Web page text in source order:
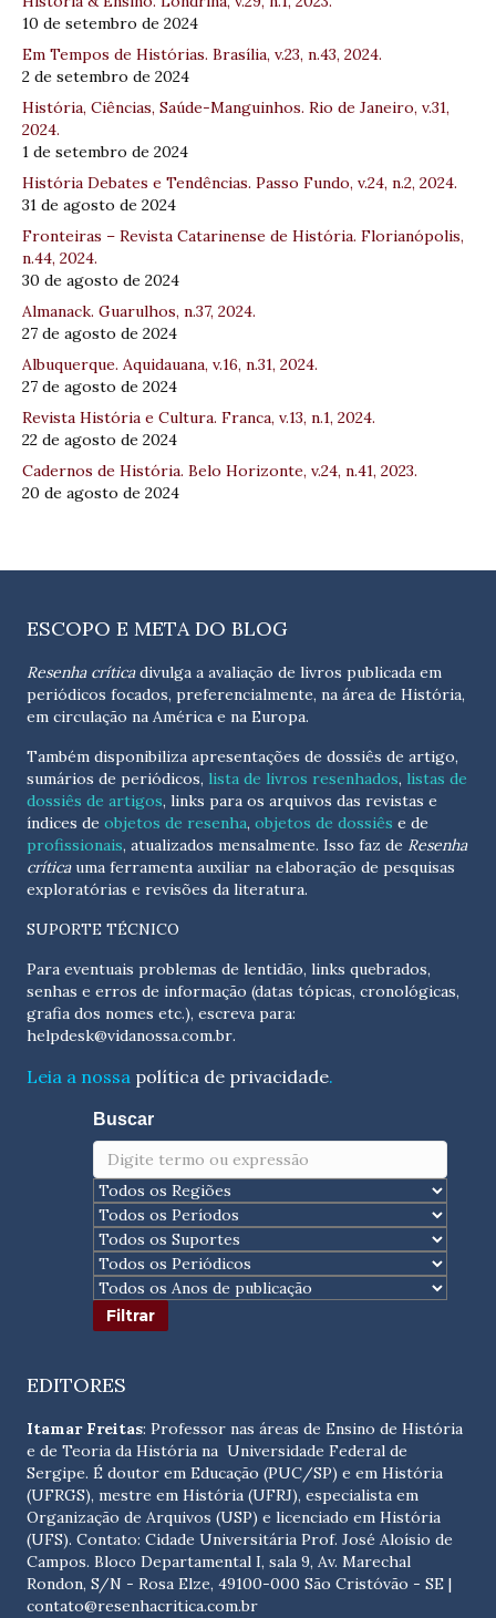
10 de setembro de 2024
Em Tempos de Histórias. Brasília, v.23, n.43, 2024.
2 de setembro de 2024
História, Ciências, Saúde-Manguinhos. Rio de Janeiro, v.31,
2024.
1 de setembro de 2024
História Debates e Tendências. Passo Fundo, v.24, n.2, 2024.
31 de agosto de 2024
Fronteiras – Revista Catarinense de História. Florianópolis,
n.44, 2024.
30 de agosto de 2024
Almanack. Guarulhos, n.37, 2024.
27 de agosto de 2024
Albuquerque. Aquidauana, v.16, n.31, 2024.
27 de agosto de 2024
Revista História e Cultura. Franca, v.13, n.1, 2024.
22 de agosto de 2024
Cadernos de História. Belo Horizonte, v.24, n.41, 2023.
20 de agosto de 2024
ESCOPO E META DO BLOG
Resenha críticadivulga a avaliação de livros publicada em
periódicos focados, preferencialmente, na área de História,
em circulação na América e na Europa.
Também disponibiliza apresentações de dossiês de artigo,
sumários de periódicos, lista de livros resenhados, listas de
dossiês de artigos, links para os arquivos das revistas e
índices de objetos de resenha, objetos de dossiês e de
profissionais, atualizados mensalmente. Isso faz de Resenha
críticauma ferramenta auxiliar na elaboração de pesquisas
exploratórias e revisões da literatura.
SUPORTE TÉCNICO
Para eventuais problemas de lentidão, links quebrados,
senhas e erros de informação (datas tópicas, cronológicas,
helpdesk@vidanossa.com.br.
Leia a nossa política de privacidade.
Buscar
EDITORES
Itamar Freitas: Professor nas áreas de Ensino de História
e de Teoria da História na Universidade Federal de
Sergipe. É doutor em Educação (PUC/SP) e em História
(UFRGS), mestre em História (UFRJ), especialista em
Organização de Arquivos (USP) e licenciado em História
(UFS). Contato: Cidade Universitária Prof. José Aloísio de
Campos. Bloco Departamental I, sala 9, Av. Marechal
Rondon, S/N - Rosa Elze, 49100-000 São Cristóvão - SE |
contato@resenhacritica.com.br